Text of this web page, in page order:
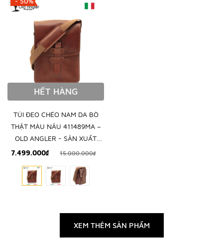
HẾT HÀNG
TÚI ĐEO CHÉO NAM DA BÒ
THẬT MÀU NÂU 411489MA –
OLD ANGLER - SẢN XUẤT
THỦ CÔNG TỪ ITALY
7.499.000₫ 15.000.000₫
XEM THÊM SẢN PHẨM